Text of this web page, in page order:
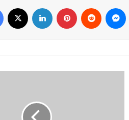
Facebook LinkedIn Pinterest Reddit